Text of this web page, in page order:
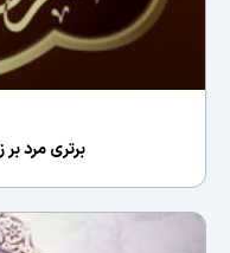
برتری مرد بر زن در آیه